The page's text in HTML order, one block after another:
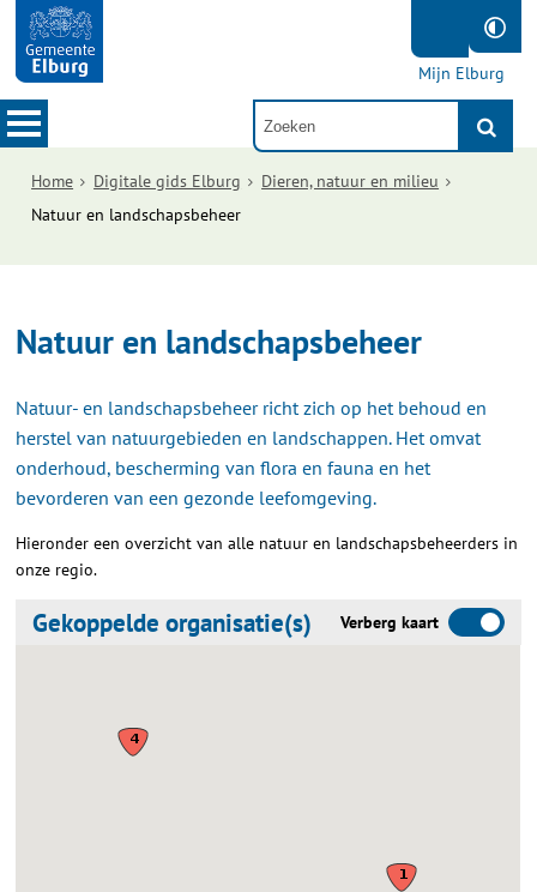
Mijn Elburg
Home Digitale gids Elburg
Dieren, natuur en milieu
Natuur en landschapsbeheer
Natuur en landschapsbeheer
Natuur- en landschapsbeheer richt zich op het behoud en
herstel van natuurgebieden en landschappen. Het omvat
onderhoud, bescherming van flora en fauna en het
bevorderen van een gezonde leefomgeving.
Hieronder een overzicht van alle natuur en landschapsbeheerders in
onze regio.
Gekoppelde organisatie(s) Verberg kaart